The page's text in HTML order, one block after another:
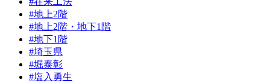
#地上2階
#地上2階・地下1階
#地下1階
#埼玉県
#堀泰彰
#塩入勇生